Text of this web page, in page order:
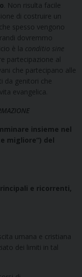
. Non risulta facile
di costruire un
spesso vengono
dovremmo
è la conditio sine
partecipazione al
che partecipano alle
da genitori che
evangelica.
insieme nel
migliore”) del
e ricorrenti,
umana e cristiana
dei limiti in tal